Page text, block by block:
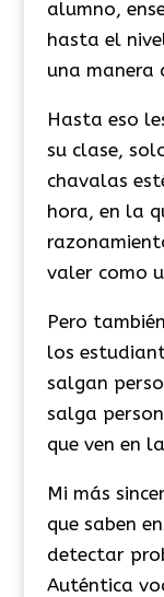
alumno,
hasta el
una manera
Hasta eso
su clase,
chavalas
hora, en la
valer como
Pero
los
salgan
salga
que ven en
Mi más
que saben
detectar
Auténtica